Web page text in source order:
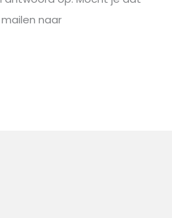
naar